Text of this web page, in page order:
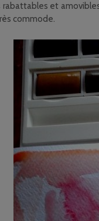
et
commode.